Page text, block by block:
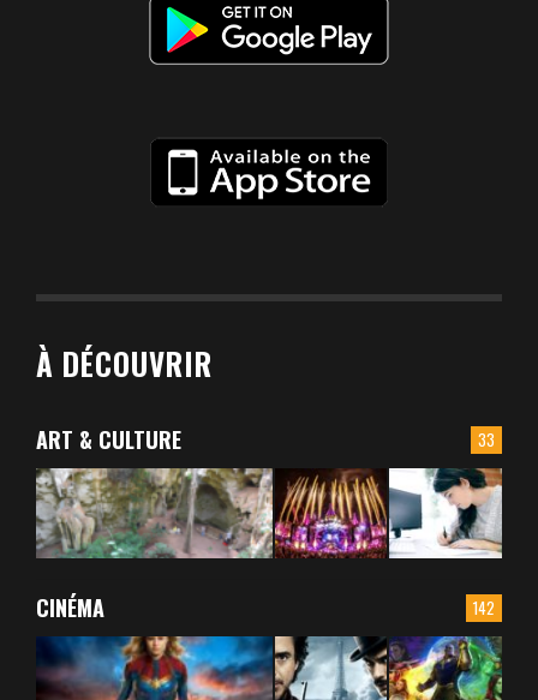
À DÉCOUVRIR
33
ART & CULTURE
142
CINÉMA